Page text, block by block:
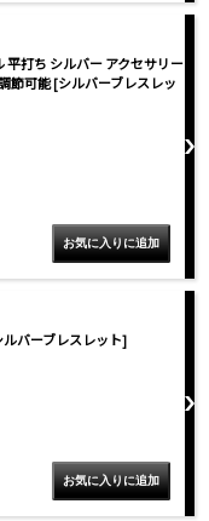
打ち シルバー アクセサリー
節可能 [シルバーブレスレッ
バーブレスレット]